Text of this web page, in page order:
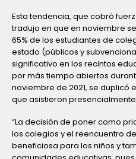
Esta tendencia, que cobró
tradujo en que en noviembre
65% de los estudiantes de
estado (públicos y
significativo en los recintos
por más tiempo abiertos
noviembre de 2021, se duplicó
que asistieron
“La decisión de poner como
los colegios y el reencuentro
beneficiosa para los niños y